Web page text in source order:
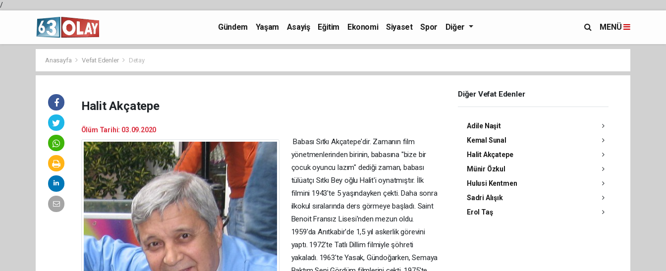
/
Gündem Yaşam Asayiş Eğitim Ekonomi Siyaset Spor Diğer MENÜ
Anasayfa Vefat Edenler Detay
Halit Akçatepe
Ölüm Tarihi: 03.09.2020
Babası Sıtkı Akçatepe'dir. Zamanın film
yönetmenlerinden birinin, babasına "bize bir
çocuk oyuncu lazım" dediği zaman, babası
tülüatçı Sıtkı Bey oğlu Halit'i oynatmıştır. İlk
filmini 1943'te 5 yaşındayken çekti. Daha sonra
ilkokul sıralarında ders görmeye başladı. Saint
Benoit Fransız Lisesi'nden mezun oldu.
1959'da Anıtkabir'de 1,5 yıl askerlik görevini
yaptı. 1972'te Tatlı Dillim filmiyle şöhreti
yakaladı. 1963'te Yasak, Gündoğarken, Semaya
Diğer Vefat Edenler
Adile Naşit
Kemal Sunal
Halit Akçatepe
Münir Özkul
Hulusi Kentmen
Sadri Alışık
Erol Taş